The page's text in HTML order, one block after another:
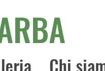
Chi